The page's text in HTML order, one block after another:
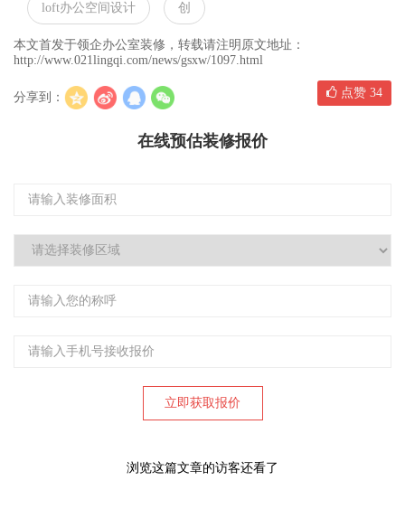
loft办公空间设计 创
本文首发于领企办公室装修，转载请注明原文地址：
http://www.021lingqi.com/news/gsxw/1097.html
分享到： 点赞 34
在线预估装修报价
浏览这篇文章的访客还看了